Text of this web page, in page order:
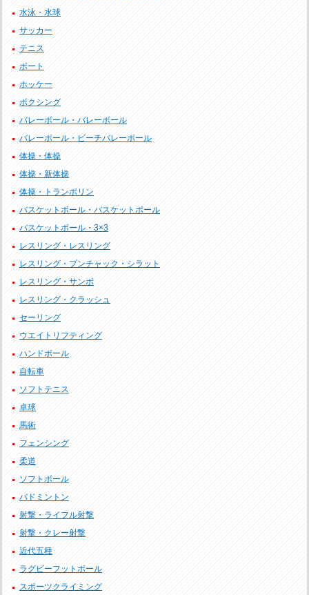
水泳・水球
サッカー
テニス
ボート
ホッケー
ボクシング
バレーボール・バレーボール
バレーボール・ビーチバレーボール
体操・体操
体操・新体操
体操・トランポリン
バスケットボール・バスケットボール
バスケットボール・3×3
レスリング・レスリング
レスリング・プンチャック・シラット
レスリング・サンボ
レスリング・クラッシュ
セーリング
ウエイトリフティング
ハンドボール
自転車
ソフトテニス
卓球
馬術
フェンシング
柔道
ソフトボール
バドミントン
射撃・ライフル射撃
射撃・クレー射撃
近代五種
ラグビーフットボール
スポーツクライミング